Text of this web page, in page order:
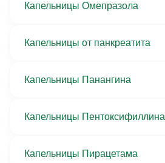
Капельницы Омепразола
Капельницы от панкреатита
Капельницы Панангина
Капельницы Пентоксифиллина
Капельницы Пирацетама